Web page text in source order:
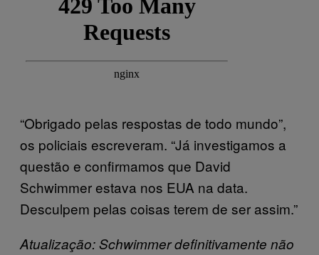
“Obrigado pelas respostas de todo mundo”,
os policiais escreveram. “Já investigamos a
questão e confirmamos que David
Schwimmer estava nos EUA na data.
Desculpem pelas coisas terem de ser assim.”
Atualização: Schwimmer definitivamente não